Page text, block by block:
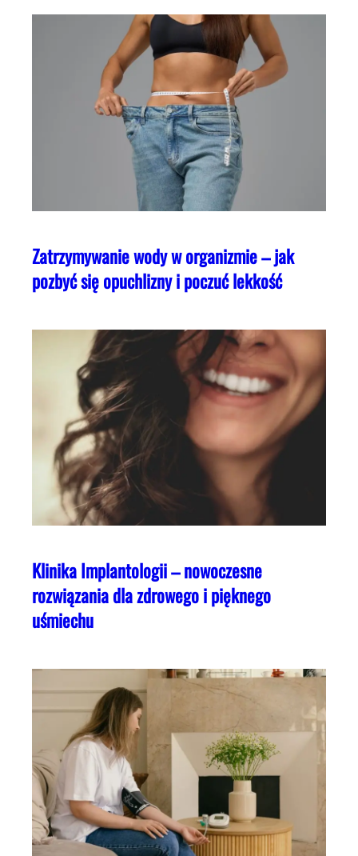
Zatrzymywanie wody w organizmie – jak
pozbyć się opuchlizny i poczuć lekkość
Klinika Implantologii – nowoczesne
rozwiązania dla zdrowego i pięknego
uśmiechu